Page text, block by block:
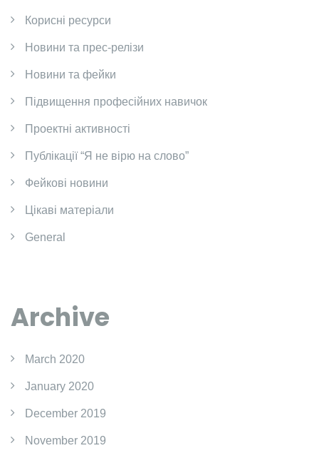
Корисні ресурси
Новини та прес-релізи
Новини та фейки
Підвищення професійних навичок
Проектні активності
Публікації “Я не вірю на слово”
Фейкові новини
Цікаві матеріали
General
Archive
March 2020
January 2020
December 2019
November 2019